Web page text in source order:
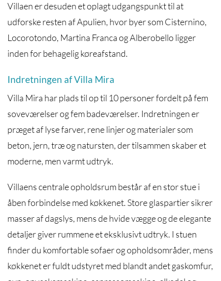
Villaen er desuden et oplagt udgangspunkt til at
udforske resten af Apulien, hvor byer som Cisternino,
Locorotondo, Martina Franca og Alberobello ligger
inden for behagelig køreafstand.
Indretningen af Villa Mira
Villa Mira har plads til op til 10 personer fordelt på fem
soveværelser og fem badeværelser. Indretningen er
præget af lyse farver, rene linjer og materialer som
beton, jern, træ og natursten, der tilsammen skaber et
moderne, men varmt udtryk.
Villaens centrale opholdsrum består af en stor stue i
åben forbindelse med køkkenet. Store glaspartier sikrer
masser af dagslys, mens de hvide vægge og de elegante
detaljer giver rummene et eksklusivt udtryk. I stuen
finder du komfortable sofaer og opholdsområder, mens
køkkenet er fuldt udstyret med blandt andet gaskomfur,